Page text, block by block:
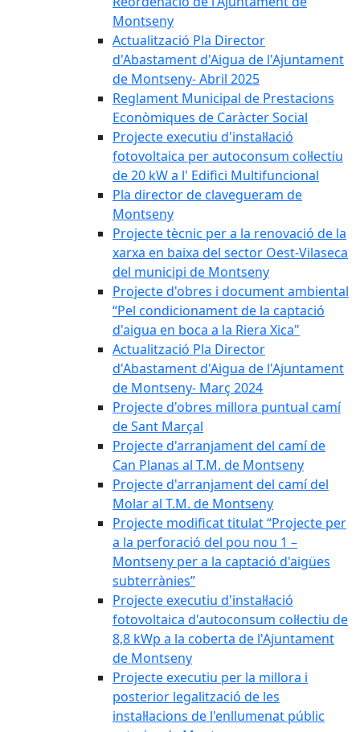
Montseny
Actualització Pla Director
d'Abastament d'Aigua de l'Ajuntament
de Montseny- Abril 2025
Reglament Municipal de Prestacions
Econòmiques de Caràcter Social
Projecte executiu d'instal·lació
fotovoltaica per autoconsum col·lectiu
de 20 kW a l' Edifici Multifuncional
Pla director de clavegueram de
Montseny
Projecte tècnic per a la renovació de la
xarxa en baixa del sector Oest-Vilaseca
del municipi de Montseny
Projecte d'obres i document ambiental
“Pel condicionament de la captació
d'aigua en boca a la Riera Xica"
Actualització Pla Director
d'Abastament d'Aigua de l'Ajuntament
de Montseny- Març 2024
Projecte d'obres millora puntual camí
de Sant Marçal
Projecte d'arranjament del camí de
Can Planas al T.M. de Montseny
Projecte d'arranjament del camí del
Molar al T.M. de Montseny
Projecte modificat titulat “Projecte per
a la perforació del pou nou 1 –
Montseny per a la captació d'aigües
subterrànies”
Projecte executiu d'instal·lació
fotovoltaica d'autoconsum col·lectiu de
8,8 kWp a la coberta de l'Ajuntament
de Montseny
Projecte executiu per la millora i
posterior legalització de les
instal·lacions de l'enllumenat públic